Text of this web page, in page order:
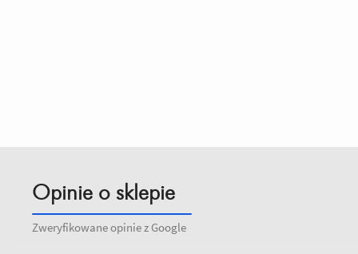
Opinie o sklepie
Zweryfikowane opinie z Google